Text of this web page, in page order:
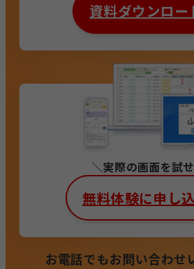
実際の画面を試
無料体験に申し
資料ダウンロー
お電話でもお問い合わせ